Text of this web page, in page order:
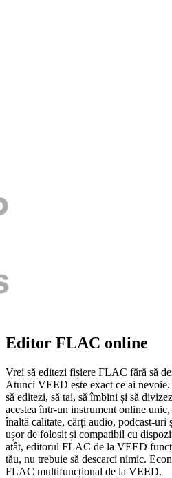
Editor FLAC online
Vrei să editezi fișiere FLAC fără să
Atunci VEED este exact ce ai
să editezi, să tai, să îmbini și să
acestea într-un instrument online
înaltă calitate, cărți audio, podcast-uri
ușor de folosit și compatibil cu
atât, editorul FLAC de la VEED
tău, nu trebuie să descarci nimic.
FLAC multifuncțional de la VEED.